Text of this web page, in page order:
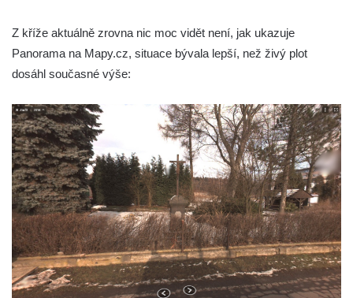
Kříž v Dělnické ulici v Kamenném Újezdě
Boží muka na křižovatce ulic Latrán a K
Malší ve Velešíně
Kříž u kostela svatého Václava ve Velešíně
Kříž u brány na hřbitov ve Velešíně
Kříž na zahradě domu čp. 127 v Římově
Kříž u fary v Římově
Kříž u lípy Jana Gurreho v Římově
Boží muka u hřbitova v Římově
Centrální kříž hřbitova v Římově
Kříž na návsi v Dolním Třeboníně
Z kříže aktuálně zrovna nic moc vidět není, jak ukazuje
Panorama na Mapy.cz, situace bývala lepší, než živý plot
dosáhl současné výše: